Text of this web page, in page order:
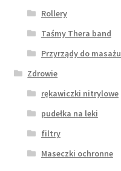
Rollery
Taśmy Thera band
Przyrządy do masażu
Zdrowie
rękawiczki nitrylowe
pudełka na leki
filtry
Maseczki ochronne